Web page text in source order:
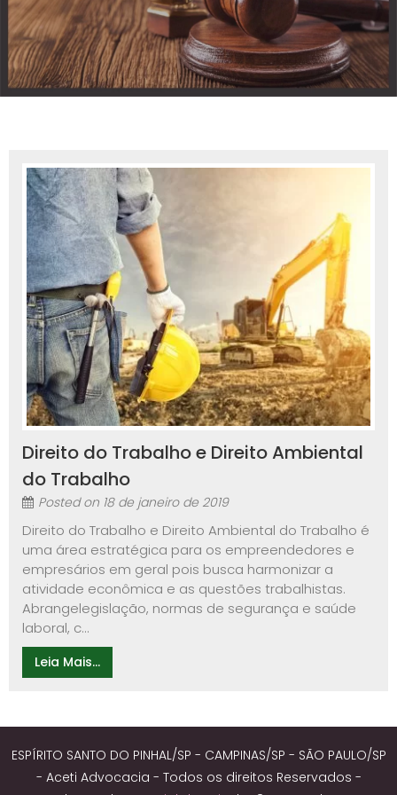
Direito do Trabalho e Direito Ambiental
do Trabalho
Posted on 18 de janeiro de 2019
Direito do Trabalho e Direito Ambiental do Trabalho é
uma área estratégica para os empreendedores e
empresários em geral pois busca harmonizar a
atividade econômica e as questões trabalhistas.
Abrangelegislação, normas de segurança e saúde
laboral, c...
Leia Mais...
ESPÍRITO SANTO DO PINHAL/SP - CAMPINAS/SP - SÃO PAULO/SP
- Aceti Advocacia - Todos os direitos Reservados -